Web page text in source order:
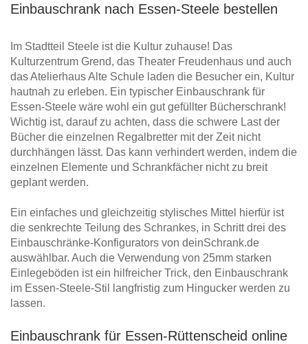
Einbauschrank nach Essen-Steele bestellen
Im Stadtteil Steele ist die Kultur zuhause! Das
Kulturzentrum Grend, das Theater Freudenhaus und auch
das Atelierhaus Alte Schule laden die Besucher ein, Kultur
hautnah zu erleben. Ein typischer Einbauschrank für
Essen-Steele wäre wohl ein gut gefüllter Bücherschrank!
Wichtig ist, darauf zu achten, dass die schwere Last der
Bücher die einzelnen Regalbretter mit der Zeit nicht
durchhängen lässt. Das kann verhindert werden, indem die
einzelnen Elemente und Schrankfächer nicht zu breit
geplant werden.
Ein einfaches und gleichzeitig stylisches Mittel hierfür ist
die senkrechte Teilung des Schrankes, in Schritt drei des
Einbauschränke-Konfigurators von deinSchrank.de
auswählbar. Auch die Verwendung von 25mm starken
Einlegeböden ist ein hilfreicher Trick, den Einbauschrank
im Essen-Steele-Stil langfristig zum Hingucker werden zu
lassen.
Einbauschrank für Essen-Rüttenscheid online